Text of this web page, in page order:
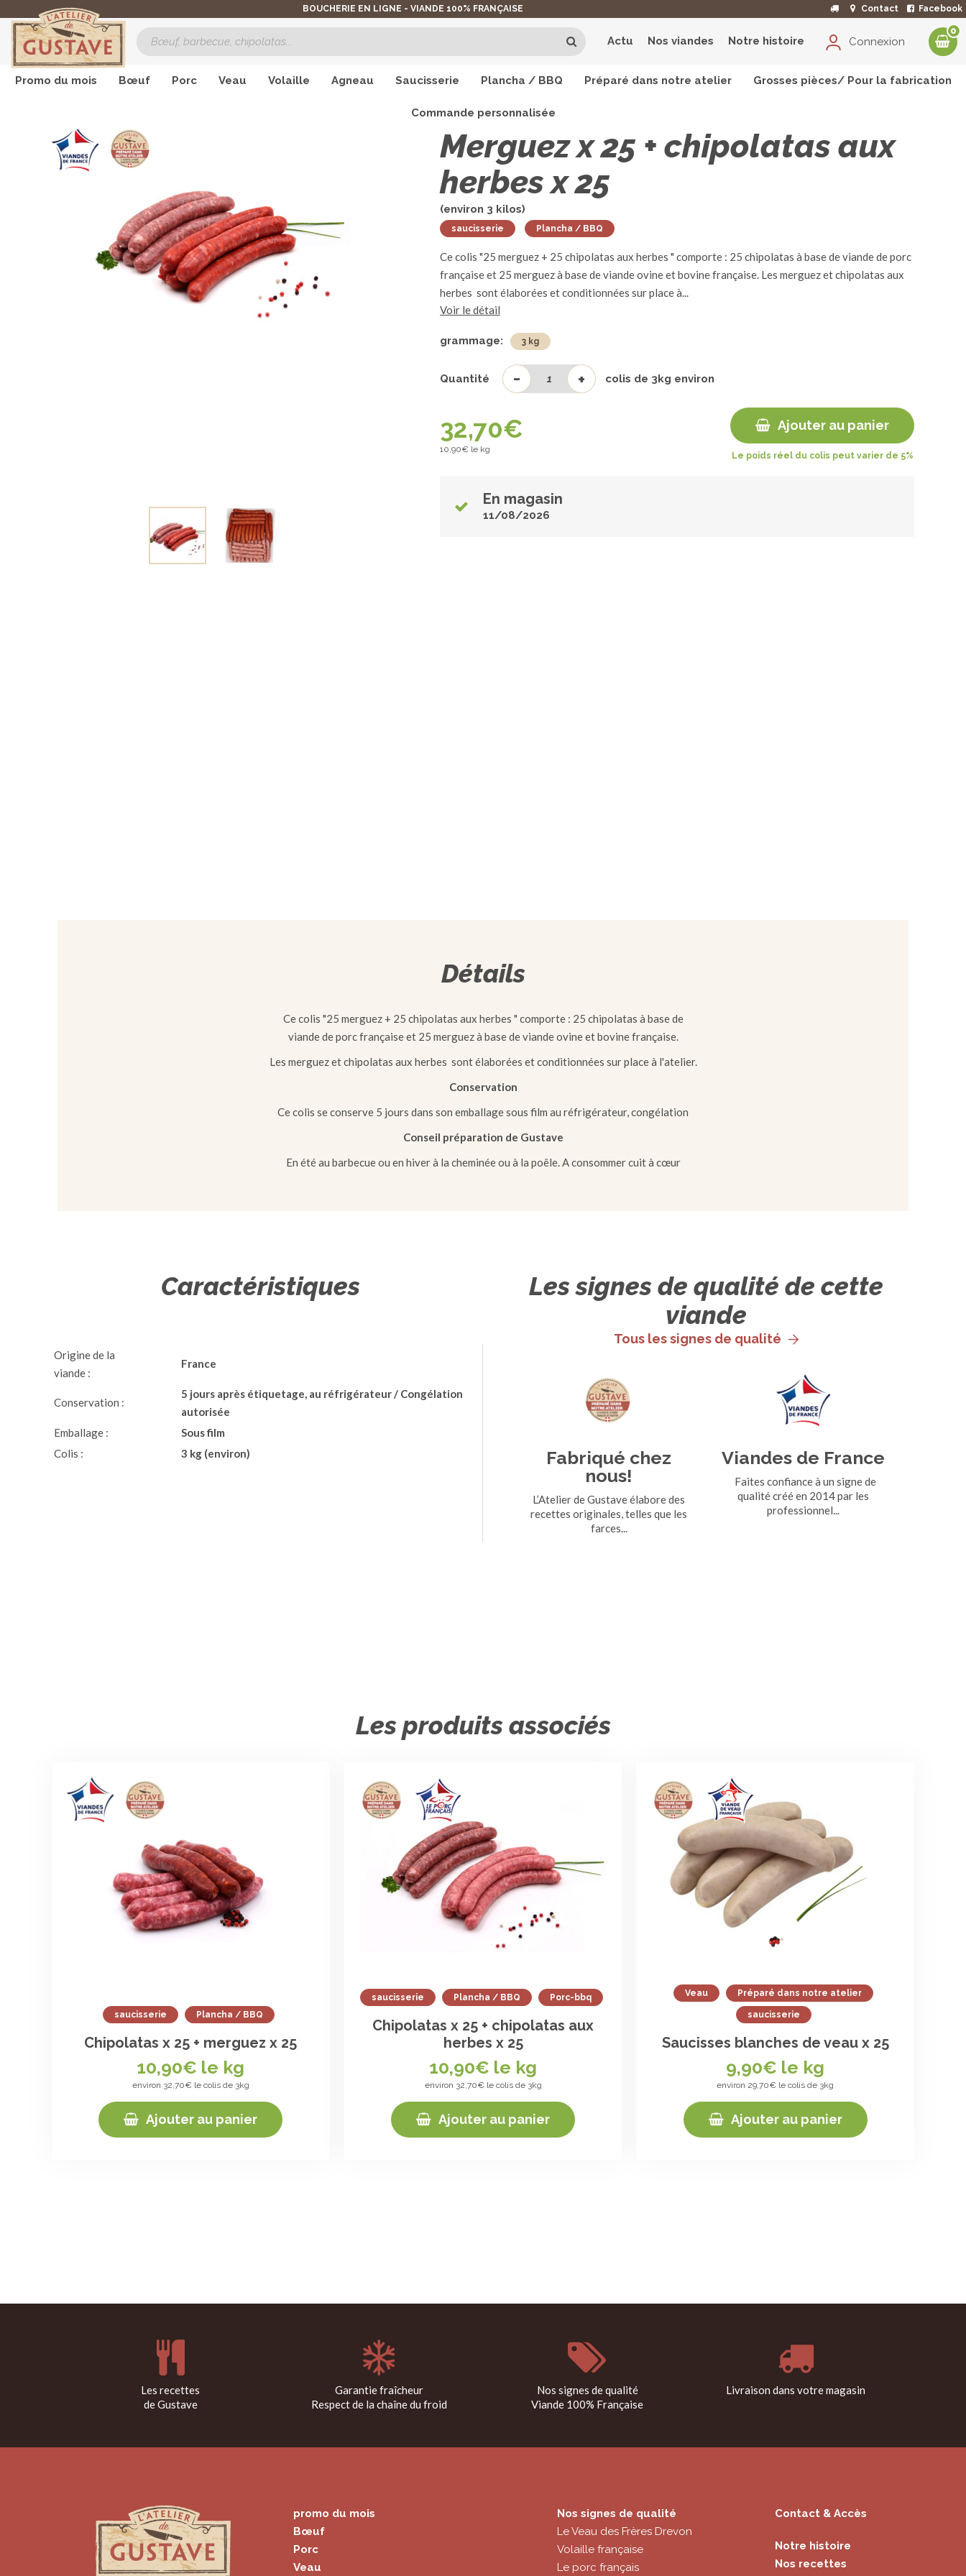
Contact Facebook
BOUCHERIE EN LIGNE - VIANDE 100% FRANÇAISE
Connexion
0
Actu Nos viandes Notre histoire
Promo du mois Bœuf Porc Veau Volaille Agneau Saucisserie Plancha / BBQ Préparé dans notre atelier Grosses pièces/ Pour la fabrication
Commande personnalisée
La Saucisserie>Merguez x 25 + chipolatas aux herbes x 25
Merguez x 25 + chipolatas aux
herbes x 25
(environ 3 kilos)
saucisserie Plancha / BBQ
Ce colis "25 merguez + 25 chipolatas aux herbes " comporte : 25 chipolatas à base de viande de porc
française et 25 merguez à base de viande ovine et bovine française. Les merguez et chipolatas aux
herbes sont élaborées et conditionnées sur place à...
Voir le détail
grammage: 3 kg
Quantité - + colis de 3kg environ
32,70€
10,90€ le kg
Ajouter au panier
Le poids réel du colis peut varier de 5%
En magasin
11/08/2026
Détails
Ce colis "25 merguez + 25 chipolatas aux herbes " comporte : 25 chipolatas à base de
viande de porc française et 25 merguez à base de viande ovine et bovine française.
Les merguez et chipolatas aux herbes sont élaborées et conditionnées sur place à l'atelier.
Conservation
Ce colis se conserve 5 jours dans son emballage sous film au réfrigérateur, congélation
Conseil préparation de Gustave
En été au barbecue ou en hiver à la cheminée ou à la poêle. A consommer cuit à cœur
Caractéristiques
Origine de la
viande :
France
Conservation :
5 jours après étiquetage, au réfrigérateur / Congélation
autorisée
Emballage :
Sous film
Colis :
3 kg (environ)
Les signes de qualité de cette
viande
Tous les signes de qualité
Fabriqué chez
nous!
L’Atelier de Gustave élabore des
recettes originales, telles que les
farces...
Viandes de France
Faites confiance à un signe de
qualité créé en 2014 par les
professionnel...
Les produits associés
saucisserie Plancha / BBQ
Chipolatas x 25 + merguez x 25
10,90€ le kg
environ 32,70€ le colis de 3kg
Ajouter au panier
saucisserie Plancha / BBQ Porc-bbq
Chipolatas x 25 + chipolatas aux
herbes x 25
10,90€ le kg
environ 32,70€ le colis de 3kg
Ajouter au panier
Veau Préparé dans notre atelier
saucisserie
Saucisses blanches de veau x 25
9,90€ le kg
environ 29,70€ le colis de 3kg
Ajouter au panier
Les recettes
de Gustave
Garantie fraîcheur
Respect de la chaîne du froid
Nos signes de qualité
Viande 100% Française
Livraison dans votre magasin
promo du mois
Bœuf
Porc
Veau
Nos signes de qualité
Le Veau des Frères Drevon
Volaille française
Le porc français
Contact & Accès
Notre histoire
Nos recettes